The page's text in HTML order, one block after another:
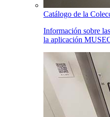
Catálogo de la
Información sobre
la aplicación